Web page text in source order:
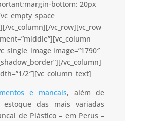
bottom: 20px
vc_column][/vc_row][vc_row
image=”1790″
vc_column]
2″][vc_column_text]
e mancais, além de
estoque das mais variadas
de Plástico – em Perus –